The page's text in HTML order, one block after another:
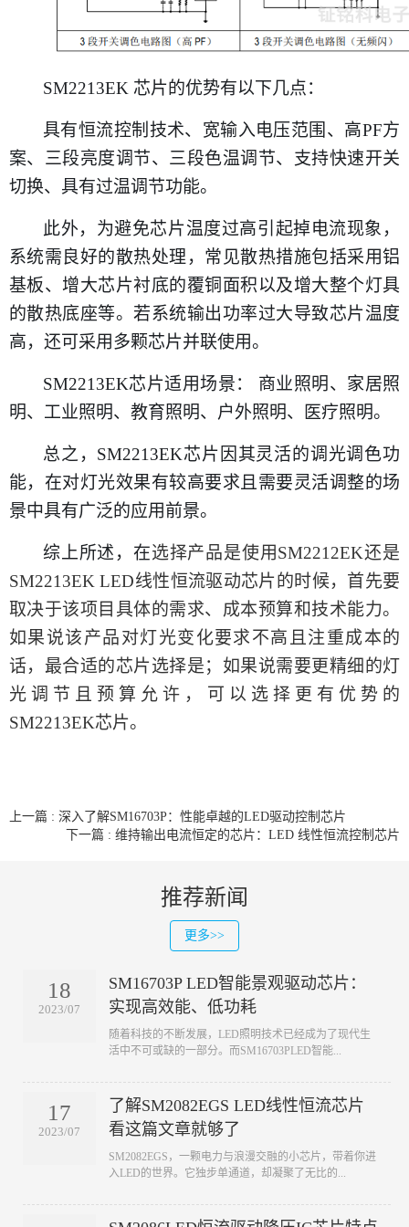
SM2213EK 芯片的优势有以下几点：
具有恒流控制技术、 宽输入电压范围 、 高PF方
案、 三段亮度调节、 三段色温调节、 支持快速开关
切换、 具有过温调节功能。
此外，为避免芯片温度过高引起掉电流现象，
系统需良好的散热处理，常见散热措施包括采用铝
基板、增大芯片衬底的覆铜面积以及增大整个灯具
的散热底座等。若系统输出功率过大导致芯片温度
高，还可采用多颗芯片并联使用。
SM2213EK芯片适用场景： 商业照明、 家居照
明、 工业照明、 教育照明、 户外照明、 医疗照明。
总之， SM2213EK芯片因其灵活的调光调色功
能，在对灯光效果有较高要求且需要灵活调整的场
景中具有广泛的应用前景。
综上所述，在选择产品是使用SM2212EK还是
SM2213EKLED线性恒流驱动芯片的时候，首先要
取决于该项目 具体的需求、成本预算和技术能力。
如果说该产品对灯光变化要求不高且注重成本的
话，最合适的芯片选择是；如果说需要更精细的灯
光调节且预算允许， 可以选择更有优势的
SM2213EK芯片。
上一篇 : 深入了解SM16703P：性能卓越的LED驱动控制芯片
下一篇 : 维持输出电流恒定的芯片：LED 线性恒流控制芯片
推荐新闻
更多>>
18
2023/07
SM16703P LED智能景观驱动芯片：
实现高效能、低功耗
​随着科技的不断发展，LED照明技术已经成为了现代生
活中不可或缺的一部分。而SM16703PLED智能...
17
2023/07
了解SM2082EGS LED线性恒流芯片
看这篇文章就够了
​SM2082EGS，一颗电力与浪漫交融的小芯片，带着你进
入LED的世界。它独步单通道，却凝聚了无比的...